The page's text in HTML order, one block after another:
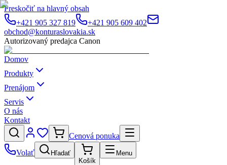
Preskočiť na hlavný obsah
+421 905 327 819
+421 905 609 402
obchod@konturaslovakia.sk
Autorizovaný predajca Canon
Domov
Produkty
Prenájom
Servis
O nás
Kontakt
Cenová ponuka
Volať
Hľadať
Košík
Menu